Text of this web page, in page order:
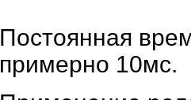
Постоянная
примерно 10мс.